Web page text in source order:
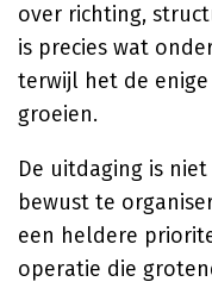
over richting,
is precies wat
terwijl het de
groeien.
De uitdaging is
bewust te
een heldere
operatie die